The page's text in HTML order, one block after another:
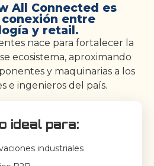
All Connected es
entre
y retail.
nace para fortalecer la
ecosistema, aproximando
y maquinarias a los
e ingenieros del país.
ideal para:
industriales